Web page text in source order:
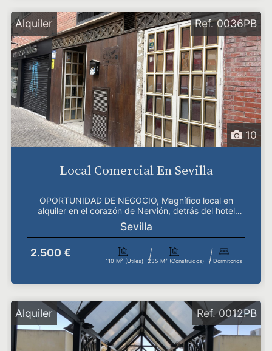
Alquiler
10
Ref. 0036PB
Local Comercial En Sevilla
OPORTUNIDAD DE NEGOCIO, Magnífico local en
alquiler en el corazón de Nervión, detrás del hotel
Meliá Lebr...
Sevilla
2.500 €
110 M² (útiles) 235 M² (construidos) 7 Dormitorios
Alquiler Ref. 0012PB